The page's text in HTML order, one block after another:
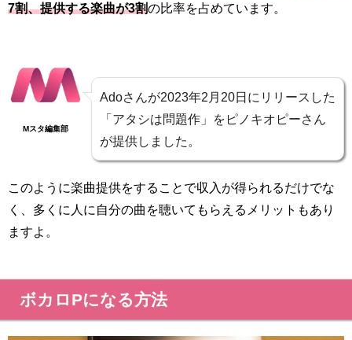
7割、提供する楽曲が3割の比率を占めています。
Mスタ編集部
Adoさんが2023年2月20日にリリースした
「アタシは問題作」をピノキオピーさん
が提供しました。
このように楽曲提供をすることで収入が得られるだけでな
く、多くに人に自分の曲を聴いてもらえるメリットもあり
ますよ。
ボカロPになる方法